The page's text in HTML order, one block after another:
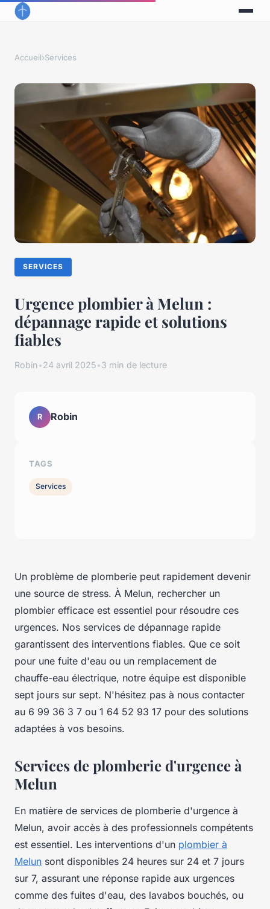
Accueil›Services
SERVICES
Urgence plombier à Melun :
dépannage rapide et solutions
fiables
Robin•24 avril 2025•3 min de lecture
Un problème de plomberie peut rapidement devenir
une source de stress. À Melun, rechercher un
plombier efficace est essentiel pour résoudre ces
urgences. Nos services de dépannage rapide
garantissent des interventions fiables. Que ce soit
pour une fuite d'eau ou un remplacement de
chauffe-eau électrique, notre équipe est disponible
sept jours sur sept. N'hésitez pas à nous contacter
au 6 99 36 3 7 ou 1 64 52 93 17 pour des solutions
adaptées à vos besoins.
Services de plomberie d'urgence à
Melun
En matière de services de plomberie d'urgence à
Melun, avoir accès à des professionnels compétents
est essentiel. Les interventions d'un plombier à
Melun sont disponibles 24 heures sur 24 et 7 jours
sur 7, assurant une réponse rapide aux urgences
comme des fuites d'eau, des lavabos bouchés, ou
R Robin
TAGS
Services